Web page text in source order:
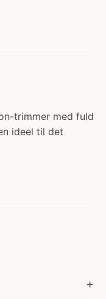
trimmer med fuld
ideel til det